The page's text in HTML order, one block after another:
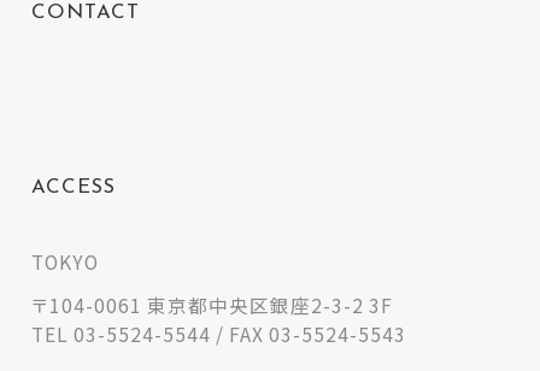
CONTACT
ACCESS
TOKYO
〒104-0061 東京都中央区銀座2-3-2 3F
TEL 03-5524-5544 / FAX 03-5524-5543